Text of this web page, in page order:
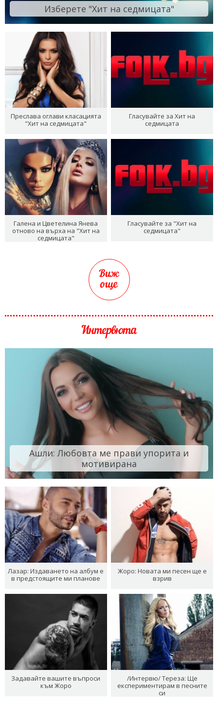
Изберете "Хит на седмицата"
Преслава оглави класацията
"Хит на седмицата"
Гласувайте за Хит на
седмицата
Галена и Цветелина Янева
отново на върха на "Хит на
седмицата"
Гласувайте за "Хит на
седмицата"
Виж
още
Интервюта
Ашли: Любовта ме прави упорита и
мотивирана
Лазар: Издаването на албум е
в предстоящите ми планове
Жоро: Новата ми песен ще е
взрив
Задавайте вашите въпроси
към Жоро
/Интервю/ Тереза: Ще
експериментирам в песните
си